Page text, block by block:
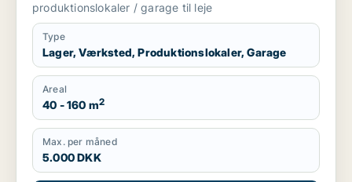
produktionslokaler / garage til leje
Type
Lager, Værksted, Produktionslokaler, Garage
Areal
40 - 160 m2
Max. per måned
5.000 DKK